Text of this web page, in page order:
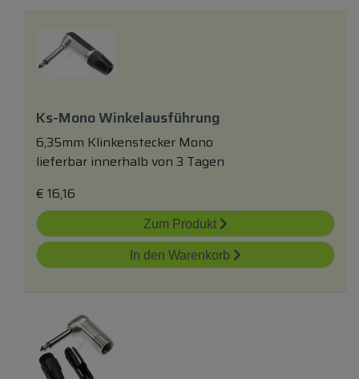
Ks-Mono Winkelausführung
6,35mm Klinkenstecker Mono
lieferbar innerhalb von 3 Tagen
€ 16,16
Zum Produkt
In den Warenkorb